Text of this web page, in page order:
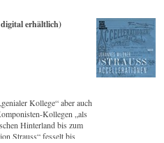
erhältlich)
Kollege“ aber auch
Kollegen „als
Hinterland bis zum
Strauss“ fesselt bis